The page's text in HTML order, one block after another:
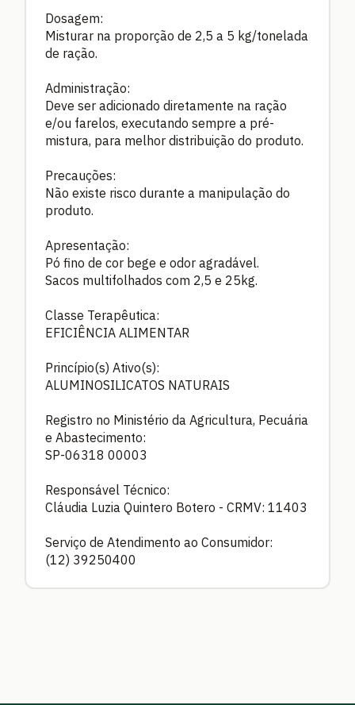
Dosagem:
Misturar na proporção de 2,5 a 5 kg/tonelada
de ração.
Administração:
Deve ser adicionado diretamente na ração
e/ou farelos, executando sempre a pré-
mistura, para melhor distribuição do produto.
Precauções:
Não existe risco durante a manipulação do
produto.
Apresentação:
Pó fino de cor bege e odor agradável.
Sacos multifolhados com 2,5 e 25kg.
Classe Terapêutica:
EFICIÊNCIA ALIMENTAR
Princípio(s) Ativo(s):
ALUMINOSILICATOS NATURAIS
Registro no Ministério da Agricultura, Pecuária
e Abastecimento:
SP-06318 00003
Responsável Técnico:
Cláudia Luzia Quintero Botero - CRMV: 11403
Serviço de Atendimento ao Consumidor:
(12) 39250400